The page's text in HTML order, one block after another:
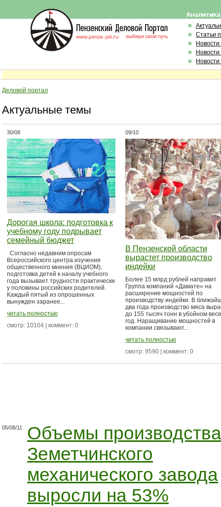
Статьи
Деловой портал
Актуальные темы
30/08
Дорогая школа: подготовка к
учебному году подрывает
семейный бюджет
Согласно недавним опросам
Всероссийского центра изучения
общественного мнения (ВЦИОМ),
подготовка детей к началу учебного
года вызывает трудности практически
у половины российских родителей.
Каждый пятый из опрошенных
вынужден заранее...
читать полностью
смотр: 10104 | коммент: 0
09/10
В Пензенской области
вырастет производство
индейки
Более 15 млрд рублей направит
Группа компаний «Дамате» на
расширение мощностей по
производству индейки. В
два года производство мяса
до 155 тысяч тонн в убойном
год. Наращивание мощностей в
компании связывают...
читать полностью
смотр: 9590 | коммент: 0
05/08/11
Объемы производства
Земетчинского
механического завода
выросли на 53%